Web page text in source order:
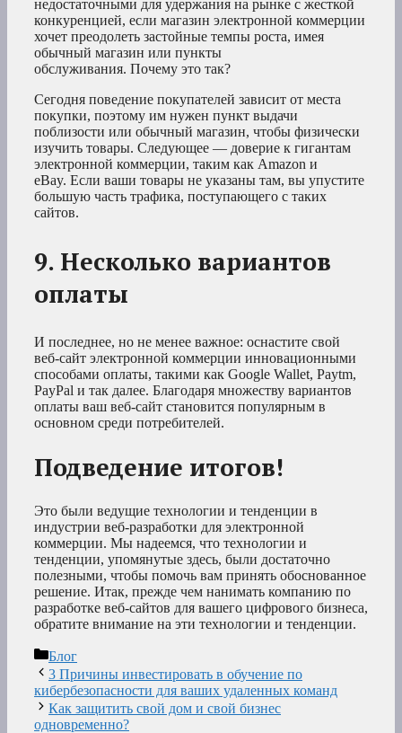
недостаточными для удержания на рынке с жесткой
конкуренцией, если магазин электронной коммерции
хочет преодолеть застойные темпы роста, имея
обычный магазин или пункты
обслуживания. Почему это так?
Сегодня поведение покупателей зависит от места
покупки, поэтому им нужен пункт выдачи
поблизости или обычный магазин, чтобы физически
изучить товары. Следующее — доверие к гигантам
электронной коммерции, таким как Amazon и
eBay. Если ваши товары не указаны там, вы упустите
большую часть трафика, поступающего с таких
сайтов.
9. Несколько вариантов
оплаты
И последнее, но не менее важное: оснастите свой
веб-сайт электронной коммерции инновационными
способами оплаты, такими как Google Wallet, Paytm,
PayPal и так далее. Благодаря множеству вариантов
оплаты ваш веб-сайт становится популярным в
основном среди потребителей.
Подведение итогов!
Это были ведущие технологии и тенденции в
индустрии веб-разработки для электронной
коммерции. Мы надеемся, что технологии и
тенденции, упомянутые здесь, были достаточно
полезными, чтобы помочь вам принять обоснованное
решение. Итак, прежде чем нанимать компанию по
разработке веб-сайтов для вашего цифрового бизнеса,
обратите внимание на эти технологии и тенденции.
Рубрики
Блог
3 Причины инвестировать в обучение по
кибербезопасности для ваших удаленных команд
Как защитить свой дом и свой бизнес
одновременно?